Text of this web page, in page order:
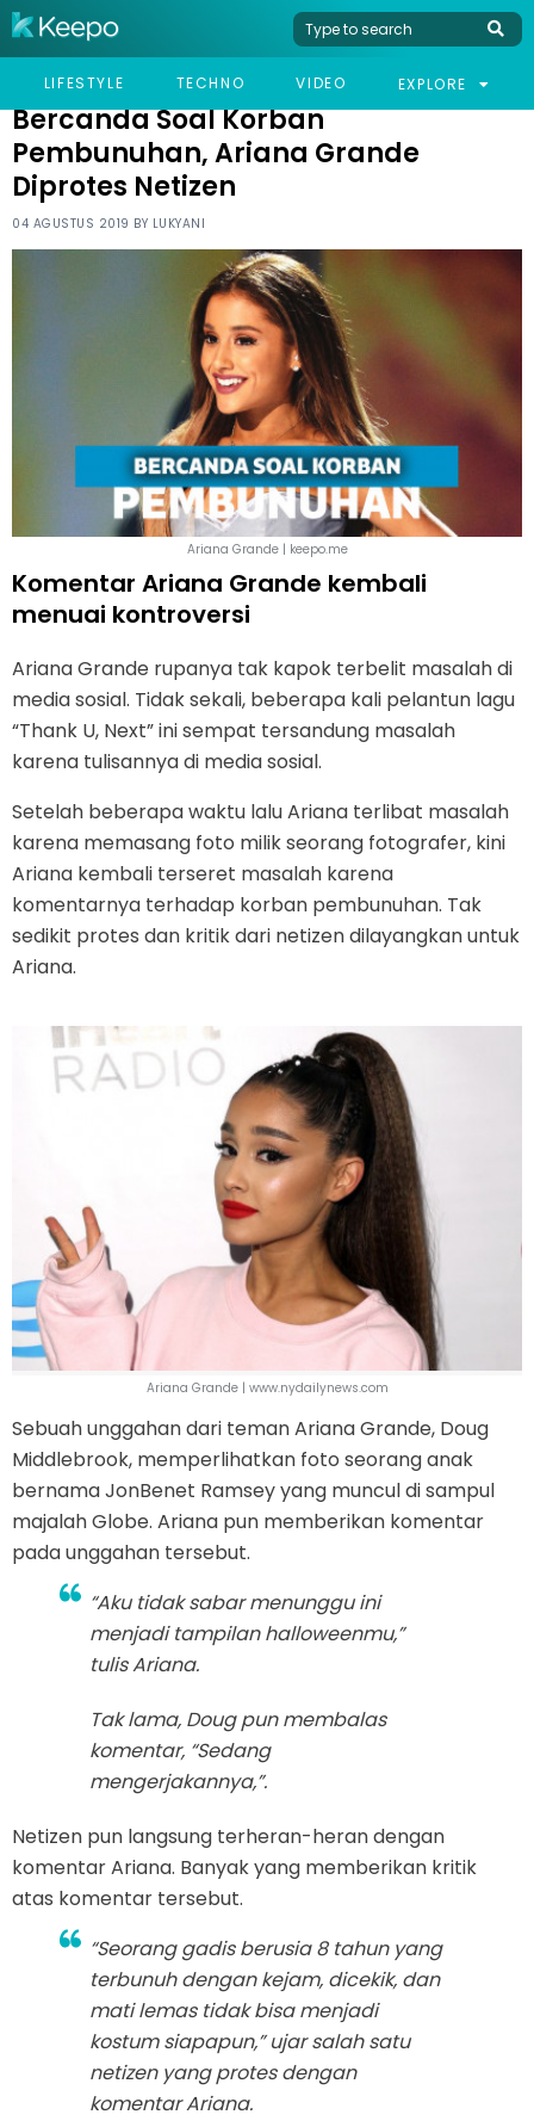
LIFESTYLE TECHNO VIDEO EXPLORE
HOME CELEB
BERCANDA SOAL KORBAN PEMBUNUHAN, ARIANA GRANDE
Bercanda Soal Korban
Pembunuhan, Ariana Grande
Diprotes Netizen
04 AGUSTUS 2019 BY LUKYANI
Ariana Grande | keepo.me
Komentar Ariana Grande kembali
menuai kontroversi
Ariana Grande rupanya tak kapok terbelit masalah di
media sosial. Tidak sekali, beberapa kali pelantun lagu
“Thank U, Next” ini sempat tersandung masalah
karena tulisannya di media sosial.
Setelah beberapa waktu lalu Ariana terlibat masalah
karena memasang foto milik seorang fotografer, kini
Ariana kembali terseret masalah karena
komentarnya terhadap korban pembunuhan. Tak
sedikit protes dan kritik dari netizen dilayangkan untuk
Ariana.
Ariana Grande | www.nydailynews.com
Sebuah unggahan dari teman Ariana Grande, Doug
Middlebrook, memperlihatkan foto seorang anak
bernama JonBenet Ramsey yang muncul di sampul
majalah Globe. Ariana pun memberikan komentar
pada unggahan tersebut.
“Aku tidak sabar menunggu ini
menjadi tampilan halloweenmu,”
tulis Ariana.
Tak lama, Doug pun membalas
komentar, “Sedang
mengerjakannya,”.
Netizen pun langsung terheran-heran dengan
komentar Ariana. Banyak yang memberikan kritik
atas komentar tersebut.
“Seorang gadis berusia 8 tahun yang
terbunuh dengan kejam, dicekik, dan
mati lemas tidak bisa menjadi
kostum siapapun,” ujar salah satu
netizen yang protes dengan
komentar Ariana.